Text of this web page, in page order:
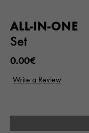
ALL-IN-ONE
Set
0.00€